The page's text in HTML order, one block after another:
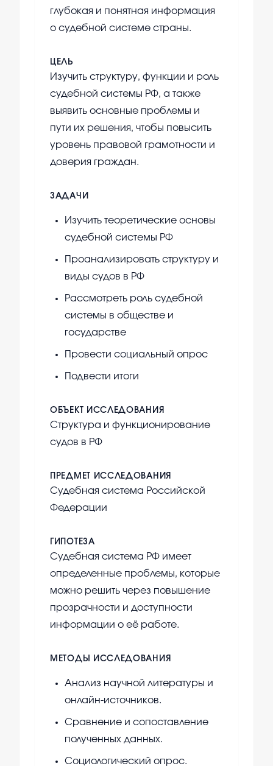
глубокая и понятная информация
о судебной системе страны.
ЦЕЛЬ
Изучить структуру, функции и роль
судебной системы РФ, а также
выявить основные проблемы и
пути их решения, чтобы повысить
уровень правовой грамотности и
доверия граждан.
ЗАДАЧИ
Изучить теоретические основы
судебной системы РФ
Проанализировать структуру и
виды судов в РФ
Рассмотреть роль судебной
системы в обществе и
государстве
Провести социальный опрос
Подвести итоги
ОБЪЕКТ ИССЛЕДОВАНИЯ
Структура и функционирование
судов в РФ
ПРЕДМЕТ ИССЛЕДОВАНИЯ
Судебная система Российской
Федерации
ГИПОТЕЗА
Судебная система РФ имеет
определенные проблемы, которые
можно решить через повышение
прозрачности и доступности
информации о её работе.
МЕТОДЫ ИССЛЕДОВАНИЯ
Анализ научной литературы и
онлайн-источников.
Сравнение и сопоставление
полученных данных.
Социологический опрос.